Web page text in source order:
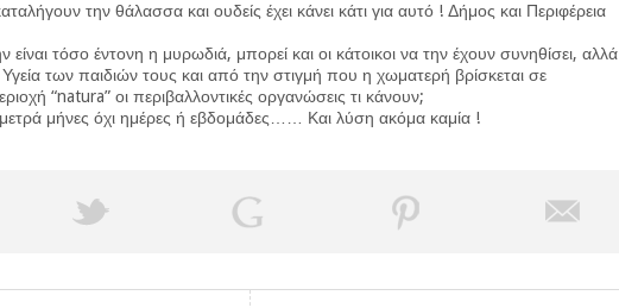
την θάλασσα και ουδείς έχει κάνει κάτι για αυτό ! Δήμος και Περιφέρεια
τόσο έντονη η μυρωδιά, μπορεί και οι κάτοικοι να την έχουν συνηθίσει, αλλά
των παιδιών τους και από την στιγμή που η χωματερή βρίσκεται σε
“natura” οι περιβαλλοντικές οργανώσεις τι κάνουν;
μήνες όχι ημέρες ή εβδομάδες…… Και λύση ακόμα καμία !